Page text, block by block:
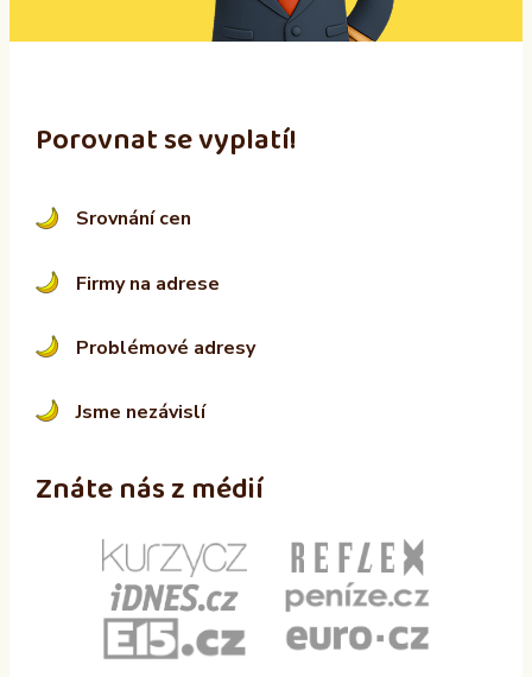
:
Porovnat se vyplatí!
Srovnání cen
Firmy na adrese
Problémové adresy
Jsme nezávislí
Znáte nás z médií